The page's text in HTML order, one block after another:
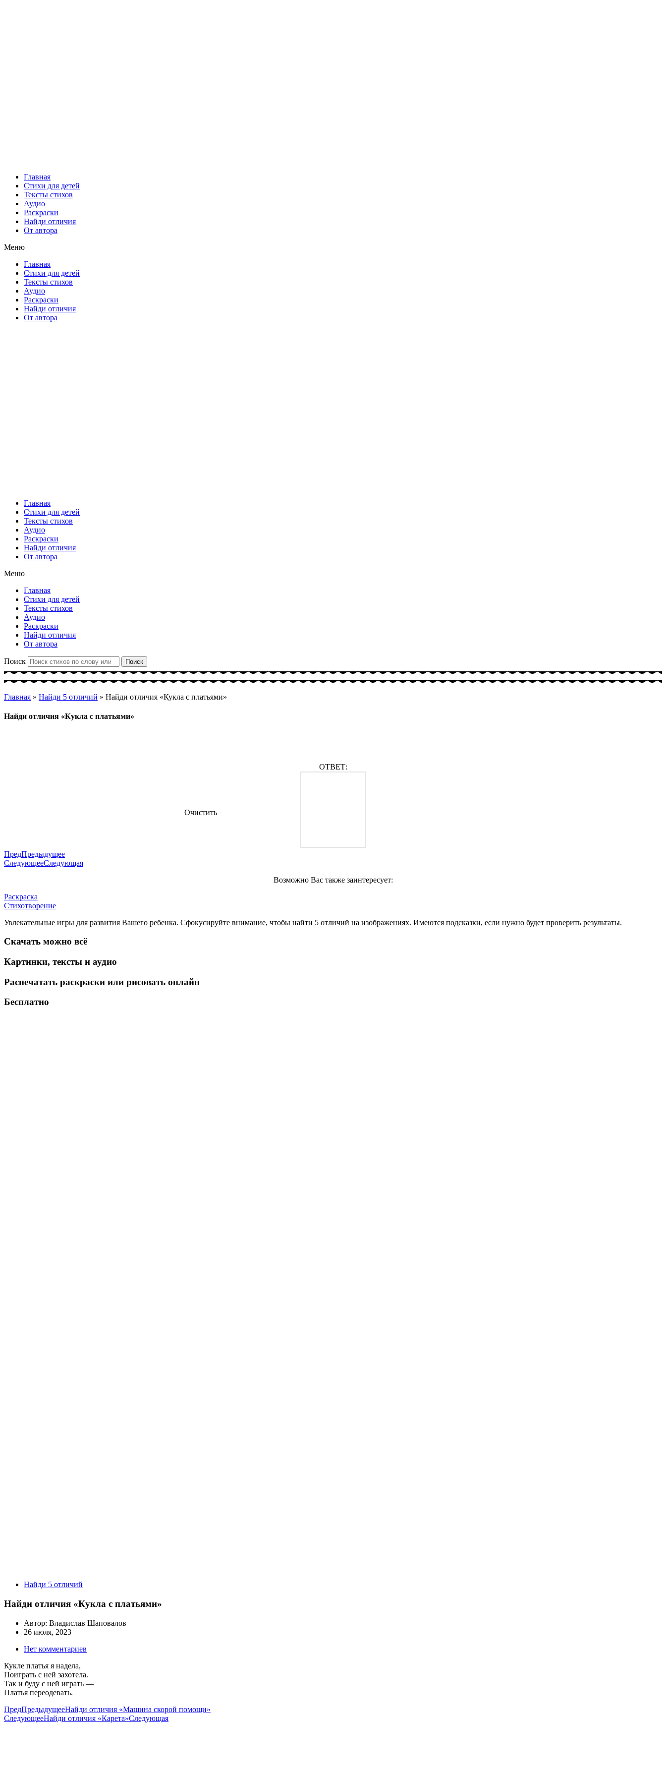
Главная
Стихи для детей
Тексты стихов
Аудио
Раскраски
Найди отличия
От автора
Меню
Главная
Стихи для детей
Тексты стихов
Аудио
Раскраски
Найди отличия
От автора
Главная
Стихи для детей
Тексты стихов
Аудио
Раскраски
Найди отличия
От автора
Меню
Главная
Стихи для детей
Тексты стихов
Аудио
Раскраски
Найди отличия
От автора
Поиск Поиск
Главная » Найди 5 отличий » Найди отличия «Кукла с платьями»
Найди отличия «Кукла с платьями»
Очистить
ОТВЕТ:
ПредПредыдущее
СледующееСледующая
Возможно Вас также заинтересует:
Раскраска
Стихотворение
Увлекательные игры для развития Вашего ребенка. Сфокусируйте внимание, чтобы найти 5 отличий на изображениях. Имеются подсказки, если нужно будет проверить результаты.
Скачать можно всё
Картинки, тексты и аудио
Распечатать раскраски или рисовать онлайн
Бесплатно
Найди 5 отличий
Найди отличия «Кукла с платьями»
Автор: Владислав Шаповалов
26 июля, 2023
Нет комментариев
Кукле платья я надела,
Поиграть с ней захотела.
Так и буду с ней играть —
Платья переодевать.
ПредПредыдущееНайди отличия «Машина скорой помощи»
СледующееНайди отличия «Карета»Следующая